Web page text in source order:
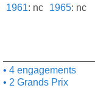
1961: nc 1965: nc
4 engagements
2 Grands Prix